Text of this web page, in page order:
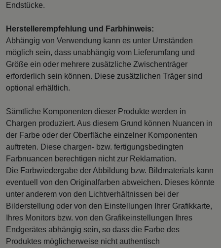
Endstücke.
Herstellerempfehlung und Farbhinweis:
Abhängig von Verwendung kann es unter Umständen
möglich sein, dass unabhängig vom Lieferumfang und
Größe ein oder mehrere zusätzliche Zwischenträger
erforderlich sein können. Diese zusätzlichen Träger sind
optional erhältlich.
Sämtliche Komponenten dieser Produkte werden in
Chargen produziert. Aus diesem Grund können Nuancen in
der Farbe oder der Oberfläche einzelner Komponenten
auftreten. Diese chargen- bzw. fertigungsbedingten
Farbnuancen berechtigen nicht zur Reklamation.
Die Farbwiedergabe der Abbildung bzw. Bildmaterials kann
eventuell von den Originalfarben abweichen. Dieses könnte
unter anderem von den Lichtverhältnissen bei der
Bilderstellung oder von den Einstellungen Ihrer Grafikkarte,
Ihres Monitors bzw. von den Grafikeinstellungen Ihres
Endgerätes abhängig sein, so dass die Farbe des
Produktes möglicherweise nicht authentisch